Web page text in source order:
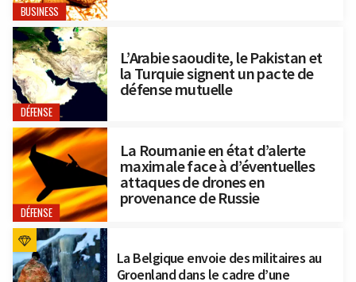
BUSINESS
DÉFENSE
L’Arabie saoudite, le Pakistan et
la Turquie signent un pacte de
défense mutuelle
DÉFENSE
La Roumanie en état d’alerte
maximale face à d’éventuelles
attaques de drones en
provenance de Russie
La Belgique envoie des militaires au
Groenland dans le cadre d’une